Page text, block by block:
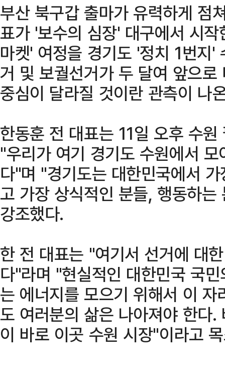
부산 북구갑 출마가 유력하게 점
표가 '보수의 심장' 대구에서 시
마켓' 여정을 경기도 '정치 1번지'
거 및 보궐선거가 두 달여 앞으
중심이 달라질 것이란 관측이 나
한동훈 전 대표는 11일 오후 수
"우리가 여기 경기도 수원에서
다"며 "경기도는 대한민국에서
고 가장 상식적인 분들, 행동하
강조했다.
한 전 대표는 "여기서 선거에 대
다"라며 "현실적인 대한민국 국
는 에너지를 모으기 위해서 이
도 여러분의 삶은 나아져야 한다
이 바로 이곳 수원 시장"이라고